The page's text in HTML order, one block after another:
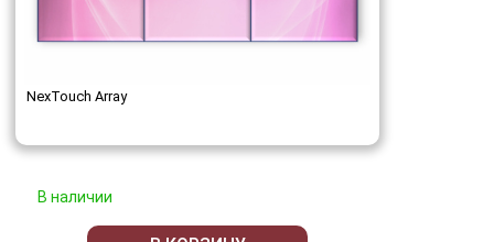
NexTouch Array
В наличии